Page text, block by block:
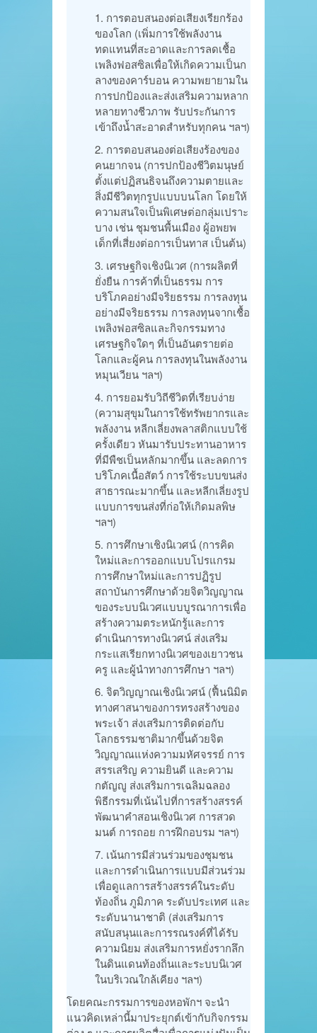
การตอบสนองต่อเสียงเรียกร้อง
ของโลก (เพิ่มการใช้พลังงาน
ทดแทนที่สะอาดและการลดเชื้อ
เพลิงฟอสซิลเพื่อให้เกิดความเป็นก
ลางของคาร์บอน ความพยายามใน
การปกป้องและส่งเสริมความหลาก
หลายทางชีวภาพ รับประกันการ
เข้าถึงน้ำสะอาดสำหรับทุกคน ฯลฯ)
การตอบสนองต่อเสียงร้องของ
คนยากจน (การปกป้องชีวิตมนุษย์
ตั้งแต่ปฏิสนธิจนถึงความตายและ
สิ่งมีชีวิตทุกรูปแบบบนโลก โดยให้
ความสนใจเป็นพิเศษต่อกลุ่มเปราะ
บาง เช่น ชุมชนพื้นเมือง ผู้อพยพ
เด็กที่เสี่ยงต่อการเป็นทาส เป็นต้น)
เศรษฐกิจเชิงนิเวศ (การผลิตที่
ยั่งยืน การค้าที่เป็นธรรม การ
บริโภคอย่างมีจริยธรรม การลงทุน
อย่างมีจริยธรรม การลงทุนจากเชื้อ
เพลิงฟอสซิลและกิจกรรมทาง
เศรษฐกิจใดๆ ที่เป็นอันตรายต่อ
โลกและผู้คน การลงทุนในพลังงาน
หมุนเวียน ฯลฯ)
การยอมรับวิถีชีวิตที่เรียบง่าย
(ความสุขุมในการใช้ทรัพยากรและ
พลังงาน หลีกเลี่ยงพลาสติกแบบใช้
ครั้งเดียว หันมารับประทานอาหาร
ที่มีพืชเป็นหลักมากขึ้น และลดการ
บริโภคเนื้อสัตว์ การใช้ระบบขนส่ง
สาธารณะมากขึ้น และหลีกเลี่ยงรูป
แบบการขนส่งที่ก่อให้เกิดมลพิษ
ฯลฯ)
การศึกษาเชิงนิเวศน์ (การคิด
ใหม่และการออกแบบโปรแกรม
การศึกษาใหม่และการปฏิรูป
สถาบันการศึกษาด้วยจิตวิญญาณ
ของระบบนิเวศแบบบูรณาการเพื่อ
สร้างความตระหนักรู้และการ
ดำเนินการทางนิเวศน์ ส่งเสริม
กระแสเรียกทางนิเวศของเยาวชน
ครู และผู้นำทางการศึกษา ฯลฯ)
จิตวิญญาณเชิงนิเวศน์ (ฟื้นนิมิต
ทางศาสนาของการทรงสร้างของ
พระเจ้า ส่งเสริมการติดต่อกับ
โลกธรรมชาติมากขึ้นด้วยจิต
วิญญาณแห่งความมหัศจรรย์ การ
สรรเสริญ ความยินดี และความ
กตัญญู ส่งเสริมการเฉลิมฉลอง
พิธีกรรมที่เน้นไปที่การสร้างสรรค์
พัฒนาคำสอนเชิงนิเวศ การสวด
มนต์ การถอย การฝึกอบรม ฯลฯ)
เน้นการมีส่วนร่วมของชุมชน
และการดำเนินการแบบมีส่วนร่วม
เพื่อดูแลการสร้างสรรค์ในระดับ
ท้องถิ่น ภูมิภาค ระดับประเทศ และ
ระดับนานาชาติ (ส่งเสริมการ
สนับสนุนและการรณรงค์ที่ได้รับ
ความนิยม ส่งเสริมการหยั่งรากลึก
ในดินแดนท้องถิ่นและระบบนิเวศ
ในบริเวณใกล้เคียง ฯลฯ)
โดยคณะกรรมการของหอพักฯ จะนำ
แนวคิดเหล่านี้มาประยุกต์เข้ากับกิจกรรม